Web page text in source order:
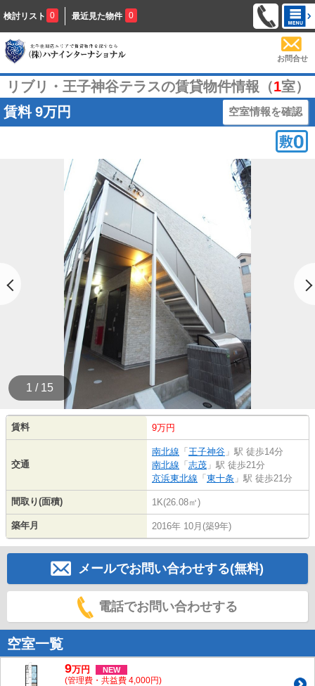
検討リスト 0 最近見た物件 0
お問合せ
リブリ・王子神谷テラスの賃貸物件情報（1室）
賃料 9万円 空室情報を確認
1 / 15
賃料 9万円
交通
南北線 「王子神谷 」駅 徒歩14分
南北線 「志茂 」駅 徒歩21分
京浜東北線 「東十条 」駅 徒歩21分
間取り(面積) 1K(26.08㎡)
築年月 2016年 10月(築9年)
メールでお問い合わせする(無料)
電話でお問い合わせする
空室一覧
9万円 NEW
(管理費・共益費 4,000円)